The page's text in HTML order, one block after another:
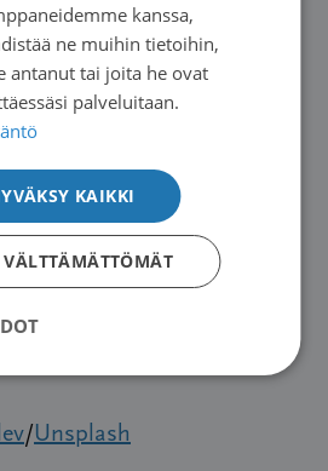
saanut etenkin sairauden
ikävistäkin asioista
jäi toivo.
Suomi on sentään
ripeitä askelia ottava maa.
ja voimme olla
rakentamassa syövän
/Unsplash
kanssa,
ne muihin tietoihin,
antanut tai joita he ovat
palveluitaan.
KAIKKI